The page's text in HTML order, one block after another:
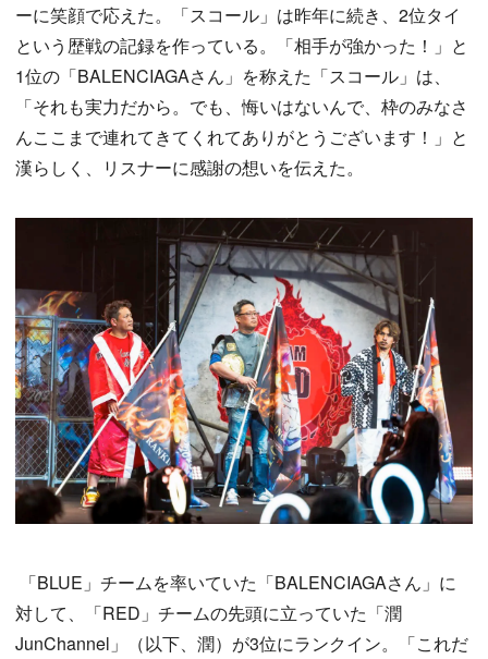
ーに笑顔で応えた。「スコール」は昨年に続き、2位タイ
という歴戦の記録を作っている。「相手が強かった！」と
1位の「BALENCIAGAさん」を称えた「スコール」は、
「それも実力だから。でも、悔いはないんで、枠のみなさ
んここまで連れてきてくれてありがとうございます！」と
漢らしく、リスナーに感謝の想いを伝えた。
「BLUE」チームを率いていた「BALENCIAGAさん」に
対して、「RED」チームの先頭に立っていた「潤
JunChannel」（以下、潤）が3位にランクイン。「これだ